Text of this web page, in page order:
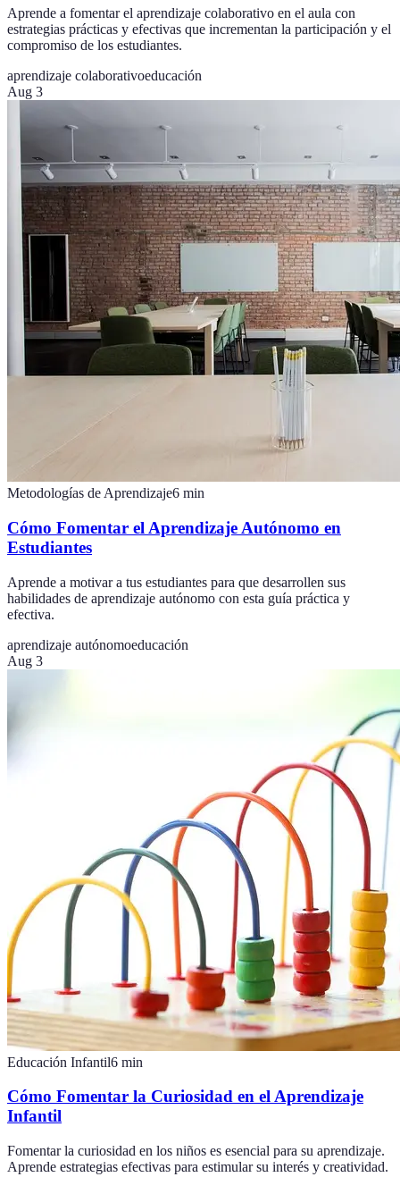
Aprende a fomentar el aprendizaje colaborativo en el aula con
estrategias prácticas y efectivas que incrementan la participación y el
compromiso de los estudiantes.
aprendizaje colaborativoeducación
Aug 3
Metodologías de Aprendizaje6 min
Cómo Fomentar el Aprendizaje Autónomo en
Estudiantes
Aprende a motivar a tus estudiantes para que desarrollen sus
habilidades de aprendizaje autónomo con esta guía práctica y
efectiva.
aprendizaje autónomoeducación
Aug 3
Educación Infantil6 min
Cómo Fomentar la Curiosidad en el Aprendizaje
Infantil
Fomentar la curiosidad en los niños es esencial para su aprendizaje.
Aprende estrategias efectivas para estimular su interés y creatividad.